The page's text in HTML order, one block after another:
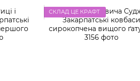
СКЛАД ЦЕ КРАФТ